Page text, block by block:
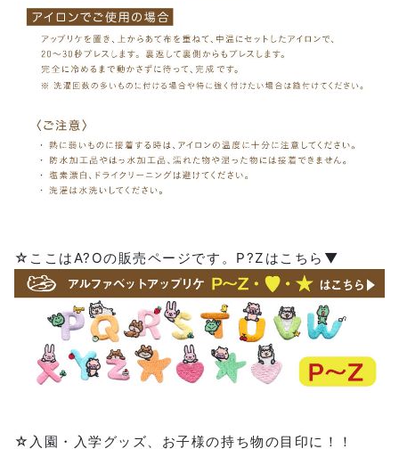
☆ここはA?Oの販売ページです。P?Zはこちら▼
☆入園・入学グッズ、お子様の持ち物の目印に！！